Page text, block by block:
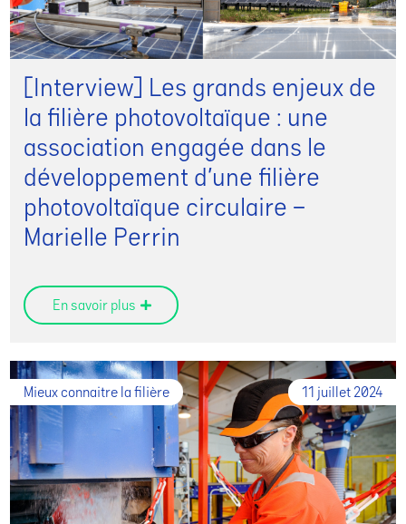
[Interview] Les grands enjeux de
la filière photovoltaïque : une
association engagée dans le
développement d’une filière
photovoltaïque circulaire –
Marielle Perrin
En savoir plus
11 juillet 2024
Mieux connaitre la filière